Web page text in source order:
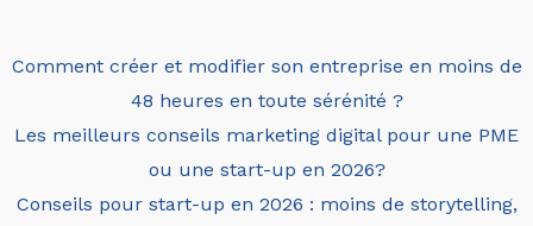
Comment créer et modifier son entreprise en moins de
48 heures en toute sérénité ?
Les meilleurs conseils marketing digital pour une PME
ou une start-up en 2026?
Conseils pour start-up en 2026 : moins de storytelling,